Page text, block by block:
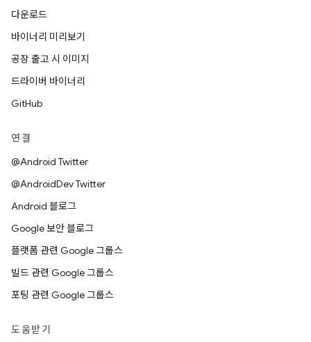
다운로드
바이너리 미리보기
공장 출고 시 이미지
드라이버 바이너리
GitHub
연결
@Android Twitter
@AndroidDev Twitter
Android 블로그
Google 보안 블로그
플랫폼 관련 Google 그룹스
빌드 관련 Google 그룹스
포팅 관련 Google 그룹스
도움받기